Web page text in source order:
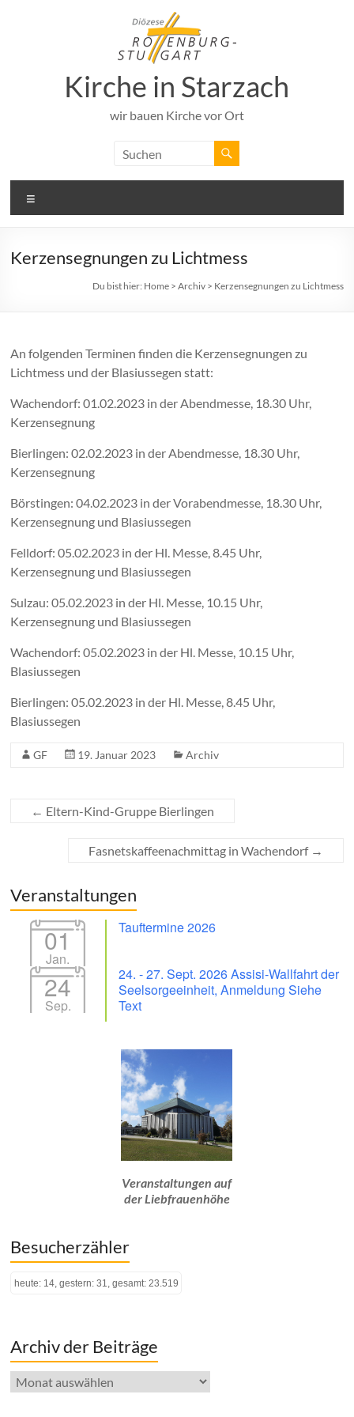
Kirche in Starzach
wir bauen Kirche vor Ort
Kerzensegnungen zu Lichtmess
Du bist hier: Home> Archiv> Kerzensegnungen zu Lichtmess
An folgenden Terminen finden die Kerzensegnungen zu
Lichtmess und der Blasiussegen statt:
Wachendorf: 01.02.2023 in der Abendmesse, 18.30 Uhr,
Kerzensegnung
Bierlingen: 02.02.2023 in der Abendmesse, 18.30 Uhr,
Kerzensegnung
Börstingen: 04.02.2023 in der Vorabendmesse, 18.30 Uhr,
Kerzensegnung und Blasiussegen
Felldorf: 05.02.2023 in der Hl. Messe, 8.45 Uhr,
Kerzensegnung und Blasiussegen
Sulzau: 05.02.2023 in der Hl. Messe, 10.15 Uhr,
Kerzensegnung und Blasiussegen
Wachendorf: 05.02.2023 in der Hl. Messe, 10.15 Uhr,
Blasiussegen
Bierlingen: 05.02.2023 in der Hl. Messe, 8.45 Uhr,
Blasiussegen
GF 19. Januar 2023 Archiv
← Eltern-Kind-Gruppe Bierlingen
Fasnetskaffeenachmittag in Wachendorf →
Veranstaltungen
01
Jan.
Tauftermine 2026
24
Sep.
24. - 27. Sept. 2026 Assisi-Wallfahrt der
Seelsorgeeinheit, Anmeldung Siehe
Text
Veranstaltungen auf
der Liebfrauenhöhe
Besucherzähler
heute: 14, gestern: 31, gesamt: 23.519
Archiv der Beiträge
Archiv
der